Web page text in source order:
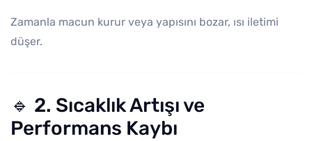
Zamanla macun kurur veya yapısını bozar, ısı iletimi
düşer.
🔹 2. Sıcaklık Artışı ve
Performans Kaybı